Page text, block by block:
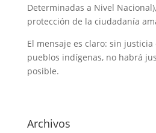
Determinadas a Nivel
protección de la ciudadanía
El mensaje es claro: sin
pueblos indígenas, no habrá
posible.
Archivos